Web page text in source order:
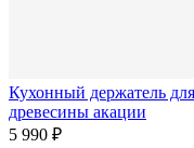
Кухонный держатель
древесины акации
5 990 ₽